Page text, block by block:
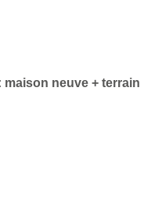
maison neuve + terrain